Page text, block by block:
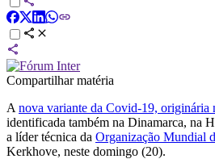
Compartilhar matéria
A nova variante da Covid-19, originária
identificada também na Dinamarca, na
a líder técnica da Organização Mundial
Kerkhove, neste domingo (20).